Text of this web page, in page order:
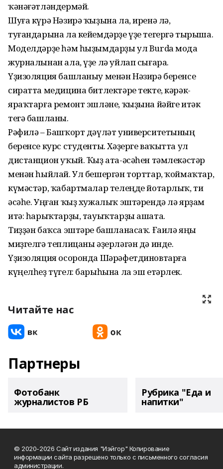
ҡәнәғәтләндермәй.
Шуға күрә Нәзирә ҡыҙына ла, иренә лә,
туғандарына ла кейемдәрҙе үҙе тегергә тырыша.
Моделдәрҙе һәм һыҙымдарҙы ул Burda мода
журналынан ала, үҙе лә уйлап сығара.
Үҙизоляция башланыу менән Нәзирә беренсе
сиратта медицина битлектәре текте, кәрәк-
яраҡтарға ремонт эшләне, ҡыҙына йәйге итәк
тегә башланы.
Рәфилә – Башҡорт дәүләт университетының
беренсе курс студенты. Хәҙерге ваҡытта ул
дистанцион уҡый. Ҡыҙ ата-әсәһен тәмлекәстәр
менән һыйлай. Ул бешергән торттар, ҡоймаҡтар,
күмәстәр, ҡабартмалар телеңде йотарлыҡ, ти
әсәһе. Уңған ҡыҙ хужалыҡ эштәрендә лә ярҙам
итә: һарыҡтарҙы, тауыҡтарҙы ашата.
Тиҙҙән баҡса эштәре башланасаҡ. Ғаилә яңы
миҙгелгә теплицаны әҙерләгән дә инде.
Үҙизоляция осоронда Шәрәфетдиновтарға
күңелһеҙ түгел: барыһына ла эш етәрлек.
Читайте нас
Партнеры
Фотобанк
журналистов РБ
Рубрика "Еда и
напитки"
© 2020-2026 Сайт издания "Иэйгор" Копирование
информации сайта разрешено только с письменного согласия
администрации.